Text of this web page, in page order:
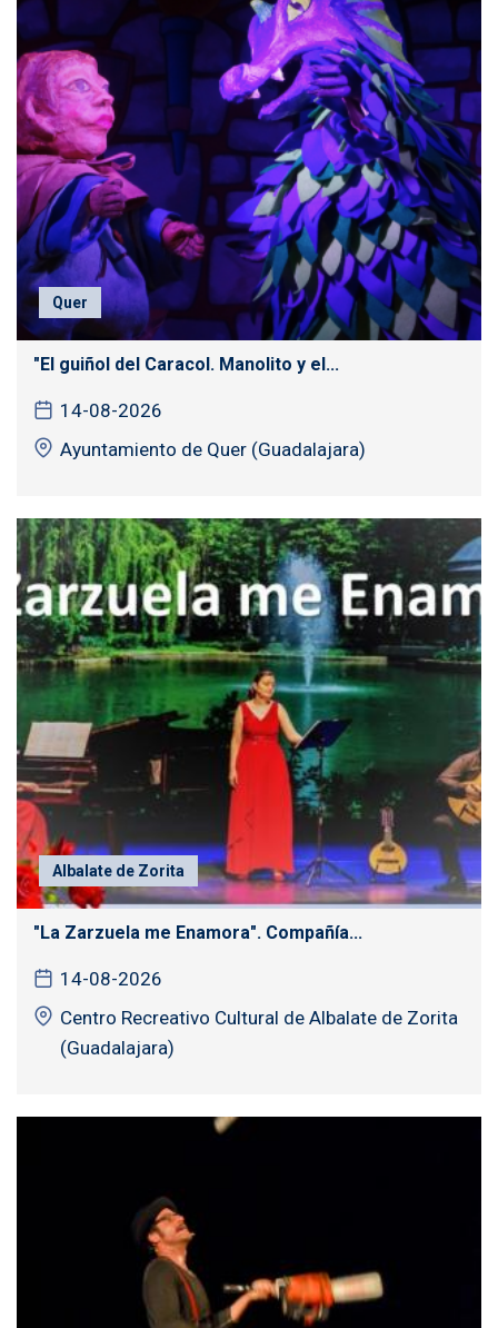
Quer
"El guiñol del Caracol. Manolito y el...
14-08-2026
Ayuntamiento de Quer (Guadalajara)
Albalate de Zorita
"La Zarzuela me Enamora". Compañía...
14-08-2026
Centro Recreativo Cultural de Albalate de Zorita
(Guadalajara)